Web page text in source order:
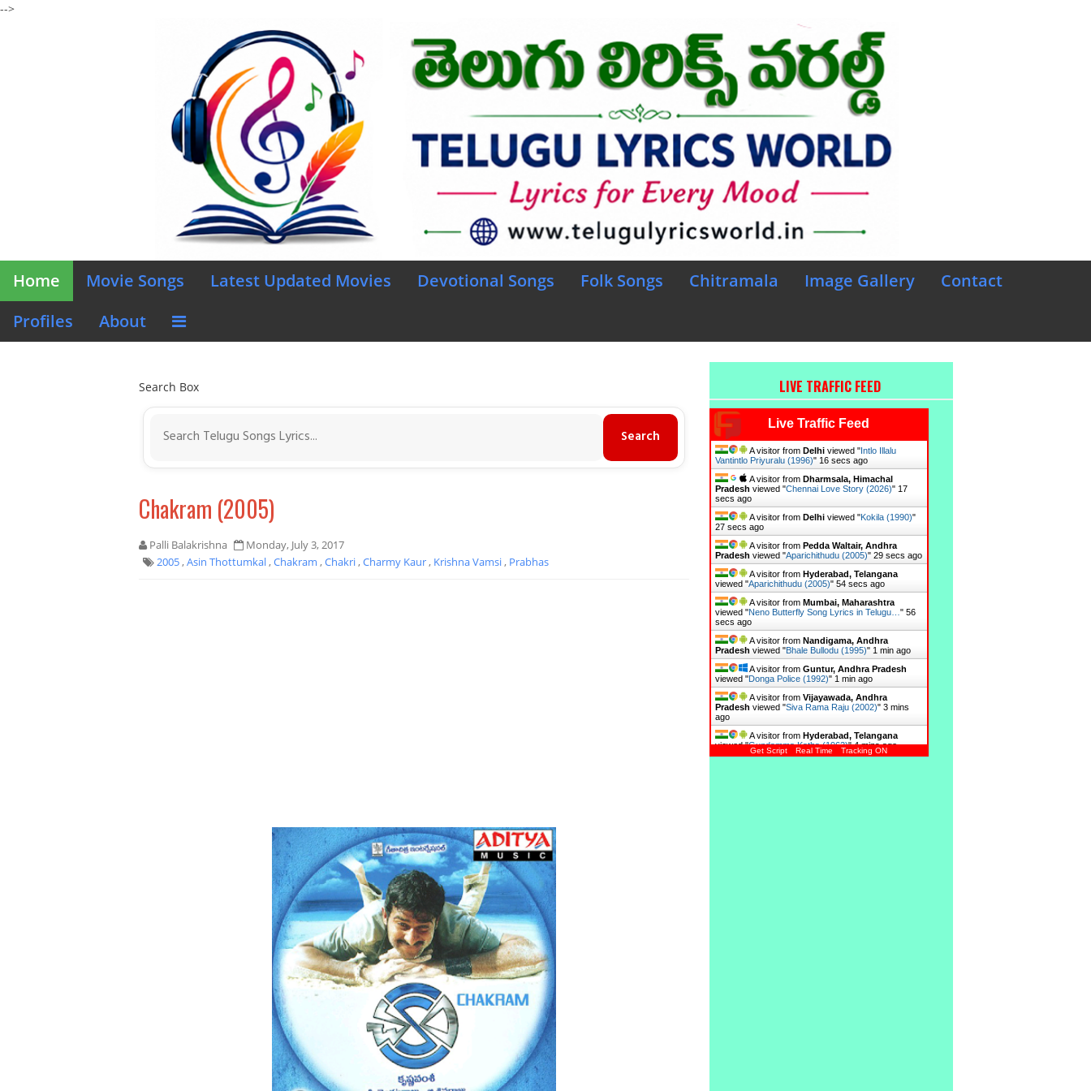
-->
Home Movie Songs Latest Updated Movies Devotional Songs Folk Songs Chitramala Image Gallery
Contact
Profiles
About
Search Box
Chakram (2005)
Palli Balakrishna
Monday, July 3, 2017
2005,Asin Thottumkal,Chakram ,Chakri,Charmy Kaur, Krishna Vamsi, Prabhas
LIVE TRAFFIC FEED
Live Traffic Feed
A visitor from Delhiviewed "Intlo Illalu
Vantintlo Priyuralu (1996)" 17 secs ago
A visitor from Dharmsala, Himachal
Pradesh viewed "Chennai Love Story (2026)" 18
secs ago
A visitor from Delhiviewed "Kokila (1990)"
28 secs ago
A visitor from Pedda Waltair, Andhra
Pradesh viewed "Aparichithudu (2005)" 30 secs ago
A visitor from Hyderabad, Telangana
viewed "Aparichithudu (2005)" 55 secs ago
A visitor from Mumbai, Maharashtra
viewed "Neno Butterfly Song Lyrics in Telugu… " 57
secs ago
A visitor from Nandigama, Andhra
Pradesh viewed "Bhale Bullodu (1995)" 1 min ago
A visitor from Guntur, Andhra Pradesh
viewed "Donga Police (1992)" 1 min ago
A visitor from Vijayawada, Andhra
Pradesh viewed "Siva Rama Raju (2002)" 3 mins
ago
A visitor from Hyderabad, Telangana
viewed "Gundamma Katha (1962)"4 mins ago
Get Script Real Time Tracking ON